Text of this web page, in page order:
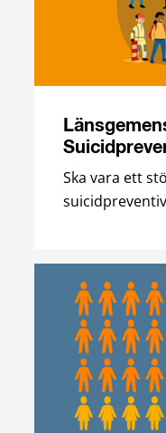
Ska vara ett